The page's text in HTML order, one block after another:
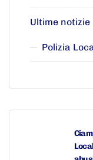
Ultime notizie
Polizia